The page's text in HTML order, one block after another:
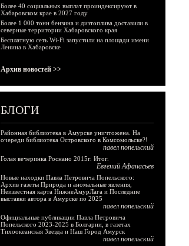
Более 40 социальных выплат проиндексируют в
Хабаровском крае в 2027 году
Более 1 000 тонн бензина и дизтоплива доставили в
северные территории Хабаровского края
Бесплатную сеть Wi-Fi запустили на площади имени
Ленина в Хабаровске
Архив новостей >>
БЛОГИ
Районная библиотека в Амурске уничтожена. На
очереди библиотека Островского в Комсомольске?!
павел попельский
Голая вечеринка Роснано 2015г. Итог.
Евгений Афанасьев
Новые находки Павла Петровича Попельского:
Архив газеты Природа и аномальные явления,
Неизвестная карта НижнеАмурЛага и Последние
выставки автора в Амурске по 2025
павел попельский
Официальные публикации Павла Петровича
Попельского 2023-2025 в Болгарии, в газетах
Тихоокеанская Звезда и Наш Город Амурск
павел попельский